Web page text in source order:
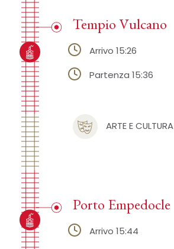
ARTE E CULTURA
Tempio Vulcano
Arrivo 15:26
Partenza 15:36
Porto Empedocle
Arrivo 15:44